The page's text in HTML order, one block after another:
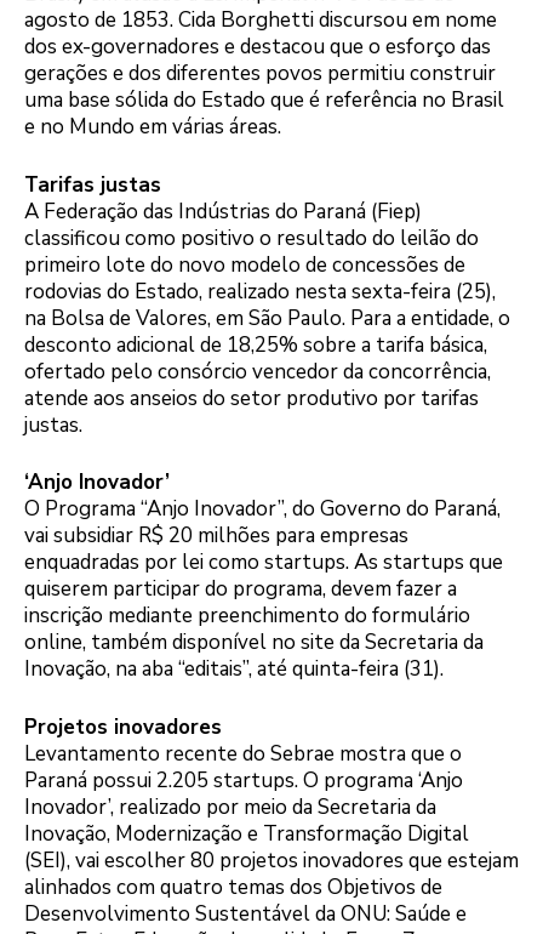
agosto de 1853. Cida Borghetti discursou em nome
dos ex-governadores e destacou que o esforço das
gerações e dos diferentes povos permitiu construir
uma base sólida do Estado que é referência no Brasil
e no Mundo em várias áreas.
Tarifas justas
A Federação das Indústrias do Paraná (Fiep)
classificou como positivo o resultado do leilão do
primeiro lote do novo modelo de concessões de
rodovias do Estado, realizado nesta sexta-feira (25),
na Bolsa de Valores, em São Paulo. Para a entidade, o
desconto adicional de 18,25% sobre a tarifa básica,
ofertado pelo consórcio vencedor da concorrência,
atende aos anseios do setor produtivo por tarifas
justas.
‘Anjo Inovador’
O Programa “Anjo Inovador”, do Governo do Paraná,
vai subsidiar R$ 20 milhões para empresas
enquadradas por lei como startups. As startups que
quiserem participar do programa, devem fazer a
inscrição mediante preenchimento do formulário
online, também disponível no site da Secretaria da
Inovação, na aba “editais”, até quinta-feira (31).
Projetos inovadores
Levantamento recente do Sebrae mostra que o
Paraná possui 2.205 startups. O programa ‘Anjo
Inovador’, realizado por meio da Secretaria da
Inovação, Modernização e Transformação Digital
(SEI), vai escolher 80 projetos inovadores que estejam
alinhados com quatro temas dos Objetivos de
Desenvolvimento Sustentável da ONU: Saúde e